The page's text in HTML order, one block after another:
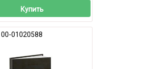
Купить
00-01020588